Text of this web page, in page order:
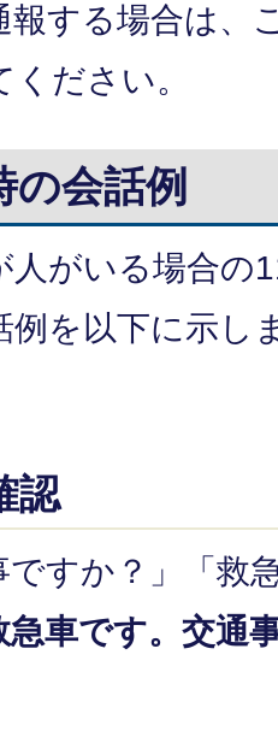
報する場合は、
ださい。
の会話例
人がいる場合の
例を以下に示し
認
ですか？」「救
急車です。交通